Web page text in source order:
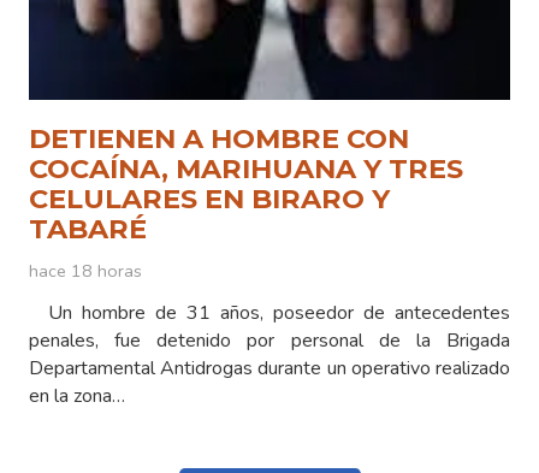
DETIENEN A HOMBRE CON
COCAÍNA, MARIHUANA Y TRES
CELULARES EN BIRARO Y
TABARÉ
hace 18 horas
Un hombre de 31 años, poseedor de antecedentes
penales, fue detenido por personal de la Brigada
Departamental Antidrogas durante un operativo realizado
en la zona…